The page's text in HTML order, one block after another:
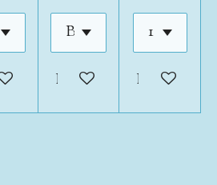
WarenkorbIn den Warenkorb
In den